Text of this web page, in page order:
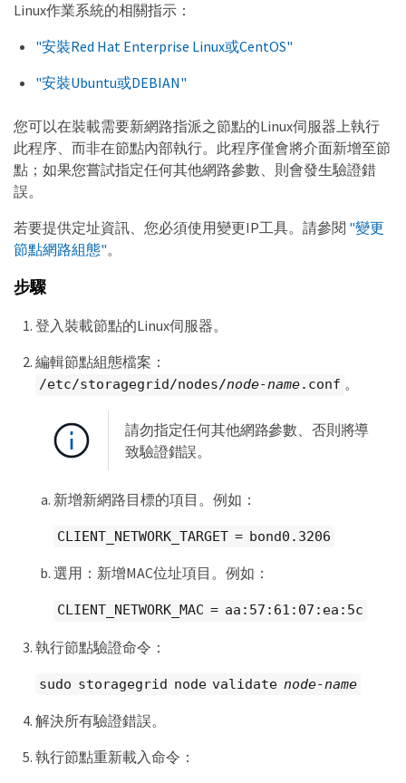
Linux作業系統的相關指示：
"安裝Red Hat Enterprise Linux或CentOS"
"安裝Ubuntu或DEBIAN"
您可以在裝載需要新網路指派之節點的Linux伺服器上執行
此程序、而非在節點內部執行。此程序僅會將介面新增至節
點；如果您嘗試指定任何其他網路參數、則會發生驗證錯
誤。
若要提供定址資訊、您必須使用變更IP工具。請參閱 "變更
節點網路組態"。
步驟
登入裝載節點的Linux伺服器。
編輯節點組態檔案：
/etc/storagegrid/nodes/node-name.conf 。
請勿指定任何其他網路參數、否則將導
致驗證錯誤。
新增新網路目標的項目。例如：
CLIENT_NETWORK_TARGET = bond0.3206
選用：新增MAC位址項目。例如：
CLIENT_NETWORK_MAC = aa:57:61:07:ea:5c
執行節點驗證命令：
sudo storagegrid node validate node-name
解決所有驗證錯誤。
執行節點重新載入命令：